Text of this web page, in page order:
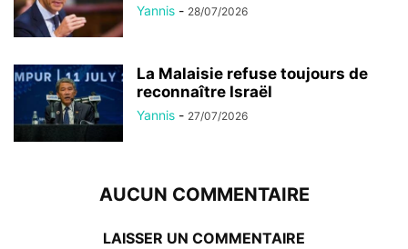
Yannis - 28/07/2026
La Malaisie refuse toujours de
reconnaître Israël
Yannis - 27/07/2026
AUCUN COMMENTAIRE
LAISSER UN COMMENTAIRE